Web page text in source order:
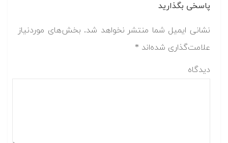
پاسخی بگذارید
نشانی ایمیل شما منتشر نخواهد شد. بخش‌های موردنیاز
علامت‌گذاری شده‌اند *
دیدگاه